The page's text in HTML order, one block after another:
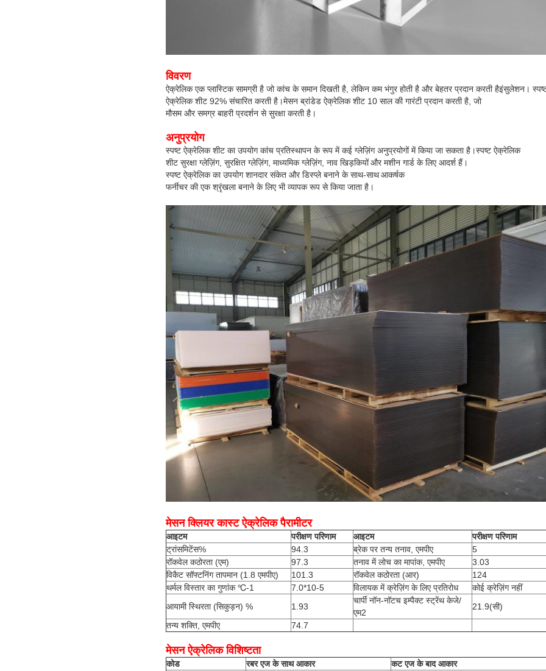
विवरण
ऐक्रेलिक एक प्लास्टिक सामग्री है जो कांच के समान दिखती है, लेकिन कम भंगुर होती है और बेहतर प्रदान करती हैइंसुलेशन।
ऐक्रेलिक शीट 92% संचारित करती है।मेसन ब्रांडेड ऐक्रेलिक शीट 10 साल की गारंटी प्रदान करती है, जो
मौसम औरसमग्र बाहरी प्रदर्शन से सुरक्षा करती है।
अनुप्रयोग
स्पष्ट ऐक्रेलिक शीट का उपयोग कांच प्रतिस्थापन के रूप में कई ग्लेज़िंग अनुप्रयोगों में किया जा सकता है।स्पष्ट ऐक्रेलिक
शीट सुरक्षा ग्लेज़िंग, सुरक्षित ग्लेज़िंग, माध्यमिक ग्लेज़िंग, नाव खिड़कियोंऔर मशीन गार्ड के लिए आदर्श हैं।
स्पष्ट ऐक्रेलिक का उपयोग शानदार संकेत और डिस्प्ले बनाने के साथ-साथआकर्षक
फर्नीचर की एक श्रृंखला बनाने के लिए भी व्यापक रूप से किया जाता है।
मेसन क्लियर कास्ट ऐक्रेलिक पैरामीटर
आइटम परीक्षण परिणाम आइटम
परीक्षण परिणाम
ट्रांसमिटेंस%
94.3 ब्रेक पर तन्य तनाव, एमपीए
5
रॉकवेल कठोरता (एम)
97.3 तनाव में लोच का मापांक, एमपीए
3.03
विकैट सॉफ्टनिंग तापमान (1.8 एमपीए)
101.3 रॉकवेल कठोरता (आर)
124
थर्मल विस्तार का गुणांक ℃-1
7.0*10-5 विलायक में क्रेज़िंग के लिए प्रतिरोध
कोई क्रेज़िंग नहीं
आयामी स्थिरता (सिकुड़न) %
1.93
चार्पी नॉन-नॉटच इम्पैक्ट स्ट्रेंथ केजे/
एम2
21.9(सी)
तन्य शक्ति, एमपीए
74.7
मेसन ऐक्रेलिक विशिष्टता
कोड रबर एज के साथ आकार
कट एज के बाद आकार